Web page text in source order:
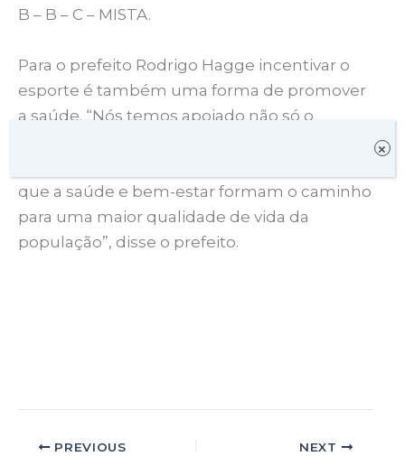
B – B – C – MISTA.
Para o prefeito Rodrigo Hagge incentivar o
esporte é também uma forma de promover
a saúde. “Nós temos apoiado não só o
que a saúde e bem-estar formam o caminho
para uma maior qualidade de vida da
população”, disse o prefeito.
PREVIOUS NEXT
×